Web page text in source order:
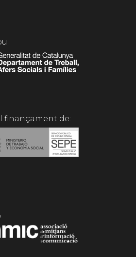
finançament de: